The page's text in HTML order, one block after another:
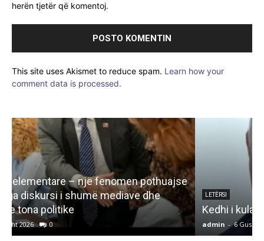
herën tjetër që komentoj.
This site uses Akismet to reduce spam. Learn how your
comment data is processed.
LETËRSI
Kedhi i kulakut
admin - 6 Gusht 2026